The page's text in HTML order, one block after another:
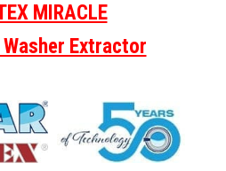
MIRACLE
Washer Extractor